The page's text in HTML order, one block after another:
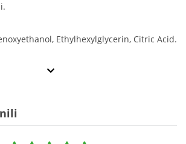
Ethylhexylglycerin, Citric Acid.